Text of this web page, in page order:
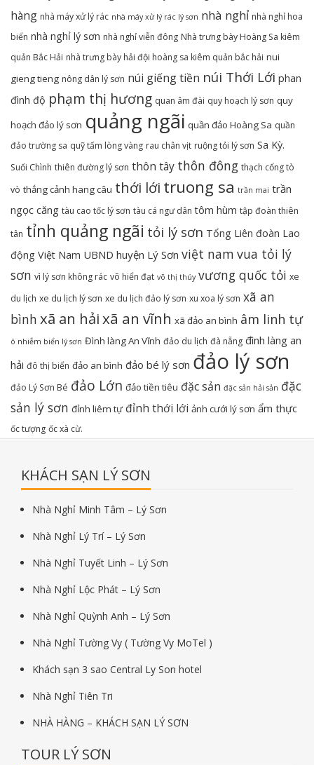
hàng nhà máy xử lý rác nhà máy xử lý rác lý sơn nhà nghỉ nhà nghỉ hoa
biển nhà nghỉ lý sơn nhà nghỉ viễn đông Nhà trưng bày Hoàng Sa kiêm
quản Bắc Hải nhà trưng bày hải đội hoàng sa kiêm quản bắc hải nui
gieng tieng nông dân lý sơn núi giếng tiền núi Thới Lới phan
đình độ phạm thị hương quan âm đài quy hoạch lý sơn quy
hoạch đảo lý sơn quảng ngãi quần đảo Hoàng Sa quần
đảo trường sa quỹ tấm lòng vàng rau chân vịt ruộng tỏi lý sơn Sa Kỳ.
Suối Chình thiên đường lý sơn thôn tây thôn đông thạch cổng tò
vò thắng cảnh hang câu thới lới truong sa trần mai trần
ngọc căng tàu cao tốc lý sơn tàu cá ngư dân tôm hùm tập đoàn thiên
tân tỉnh quảng ngãi tỏi lý sơn Tổng Liên đoàn Lao
động Việt Nam UBND huyện Lý Sơn việt nam vua tỏi lý
sơn vì lý sơn không rác võ hiển đạt võ thị thúy vương quốc tỏi xe
du lịch xe du lịch lý sơn xe du lịch đảo lý sơn xu xoa lý sơn xã an
bình xã an hảixã an vĩnh xã đảo an bình âm linh tự
ô nhiễm biển lý sơn Đình làng An Vĩnh đảo du lịch đà nẵng đình làng an
hải đô thị biển đảo an bình đảo bé lý sơn đảo lý sơn
đảo Lý Sơn Bé đảo Lớn đảo tiền tiêu đặc sản đặc sản hải sản đặc
sản lý sơn đỉnh liêm tự đỉnh thới lới ảnh cưới lý sơn ẩm thực
ốc tượng ốc xà cừ.
KHÁCH SẠN LÝ SƠN
Nhà Nghỉ Minh Tâm – Lý Sơn
Nhà Nghỉ Lý Trí – Lý Sơn
Nhà Nghỉ Tuyết Linh – Lý Sơn
Nhà Nghỉ Lộc Phát – Lý Sơn
Nhà Nghỉ Quỳnh Anh – Lý Sơn
Nhà Nghỉ Tường Vy ( Tường Vy MoTel )
Khách sạn 3 sao Central Ly Son hotel
Nhà Nghỉ Tiên Tri
NHÀ HÀNG – KHÁCH SẠN LÝ SƠN
TOUR LÝ SƠN